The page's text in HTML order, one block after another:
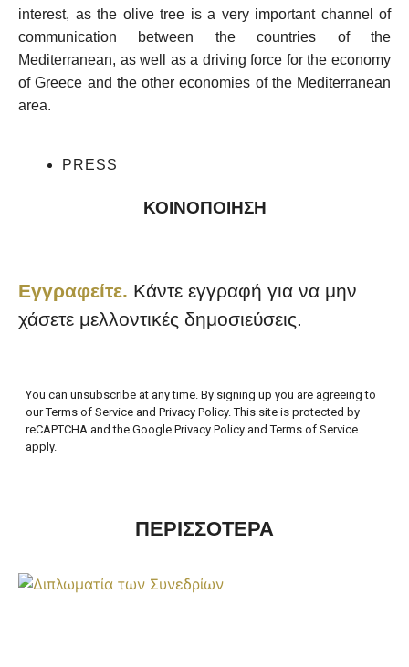
interest, as the olive tree is a very important channel of
communication between the countries of the
Mediterranean, as well as a driving force for the economy
of Greece and the other economies of the Mediterranean
area.
PRESS
ΚΟΙΝΟΠΟΙΗΣΗ
Εγγραφείτε. Κάντε εγγραφή για να μην
χάσετε μελλοντικές δημοσιεύσεις.
You can unsubscribe at any time. By signing up you are agreeing to
our Terms of Service and Privacy Policy. This site is protected by
reCAPTCHA and the Google Privacy Policy and Terms of Service
apply.
ΠΕΡΙΣΣΟΤΕΡΑ